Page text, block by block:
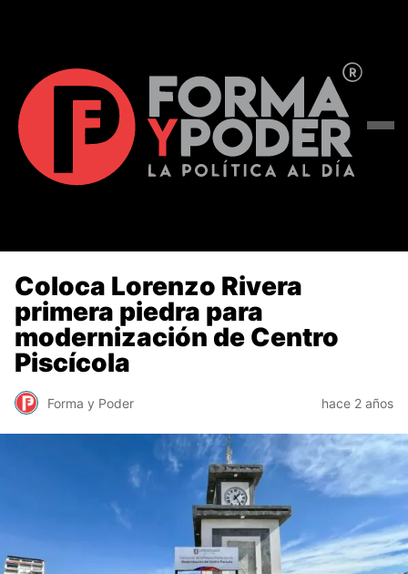
Coloca Lorenzo Rivera
primera piedra para
modernización de Centro
Piscícola
Forma y Poder hace 2 años